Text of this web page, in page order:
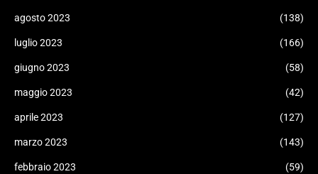
agosto 2023 (138)
luglio 2023 (166)
giugno 2023 (58)
maggio 2023 (42)
aprile 2023 (127)
marzo 2023 (143)
febbraio 2023 (59)